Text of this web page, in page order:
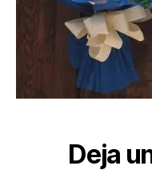
Deja